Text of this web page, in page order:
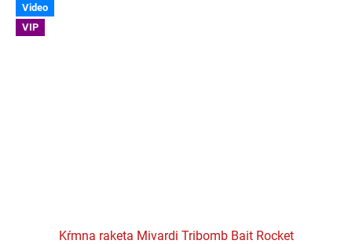
Video
VIP
Kŕmna raketa Mivardi Tribomb Bait Rocket